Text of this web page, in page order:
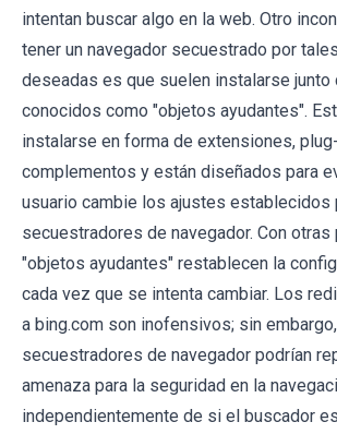
intentan buscar algo en la web. Otro
tener un navegador secuestrado por
deseadas es que suelen instalarse junto
conocidos como "objetos ayudantes".
instalarse en forma de extensiones,
complementos y están diseñados para
usuario cambie los ajustes establecidos
secuestradores de navegador. Con otras
"objetos ayudantes" restablecen la
cada vez que se intenta cambiar. Los
a bing.com son inofensivos; sin
secuestradores de navegador podrían
amenaza para la seguridad en la
independientemente de si el buscador